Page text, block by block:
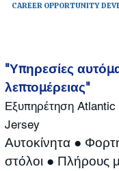
CAREER OPPORTUNITY
"Υπηρεσίες
λεπτομέρειας"
Εξυπηρέτηση
Jersey
Αυτοκίνητα ●
στόλοι ● Πλήρους